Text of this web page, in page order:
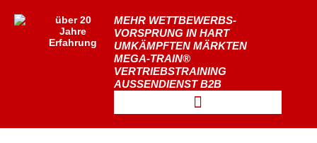
über 20
Jahre
Erfahrung
MEHR WETTBEWERBS-
VORSPRUNG IN HART
UMKÄMPFTEN MÄRKTEN
MEGA-TRAIN®
VERTRIEBSTRAINING
AUSSENDIENST B2B